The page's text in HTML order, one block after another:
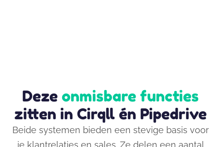
Deze onmisbare functies
zitten in Cirqll én Pipedrive
Beide systemen bieden een stevige basis voor